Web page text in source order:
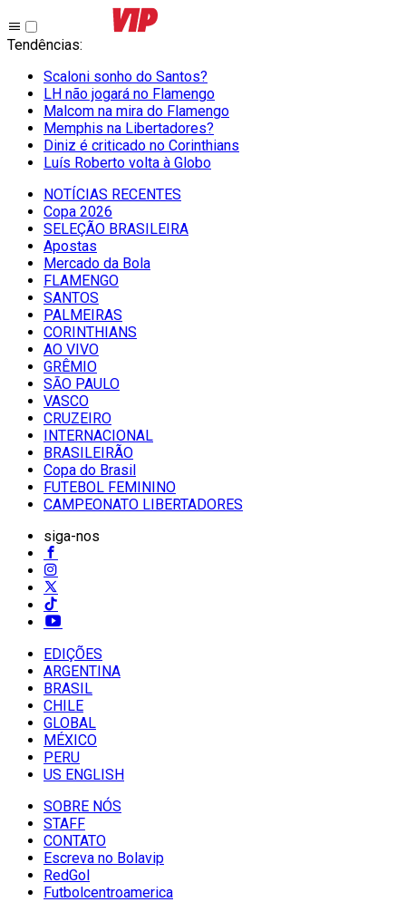
Tendências:
Scaloni sonho do Santos?
LH não jogará no Flamengo
Malcom na mira do Flamengo
Memphis na Libertadores?
Diniz é criticado no Corinthians
Luís Roberto volta à Globo
NOTÍCIAS RECENTES
Copa 2026
SELEÇÃO BRASILEIRA
Apostas
Mercado da Bola
FLAMENGO
SANTOS
PALMEIRAS
CORINTHIANS
AO VIVO
GRÊMIO
SĀO PAULO
VASCO
CRUZEIRO
INTERNACIONAL
BRASILEIRÃO
Copa do Brasil
FUTEBOL FEMININO
CAMPEONATO LIBERTADORES
siga-nos
EDIÇÕES
ARGENTINA
BRASIL
CHILE
GLOBAL
MÉXICO
PERU
US ENGLISH
SOBRE NÓS
STAFF
CONTATO
Escreva no Bolavip
RedGol
Futbolcentroamerica